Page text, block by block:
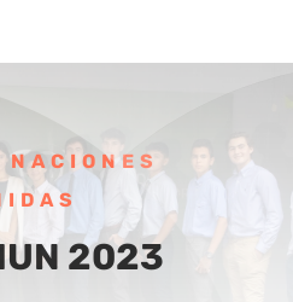
NACIONES
2023